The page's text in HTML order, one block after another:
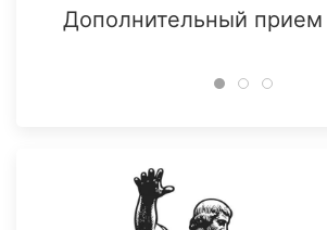
Дополнительный прием